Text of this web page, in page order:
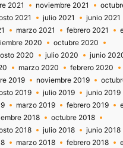
2021 noviembre 2021
2021 julio 2021
junio 2021
marzo 2021 febrero 2021
2020
octubre 2020
2020 julio 2020
junio
marzo 2020
febrero 2020
2019 noviembre 2019
2019 julio 2019
junio 2019
marzo 2019 febrero 2019
2018
octubre 2018
2018 julio 2018
junio 2018
marzo 2018 febrero 2018